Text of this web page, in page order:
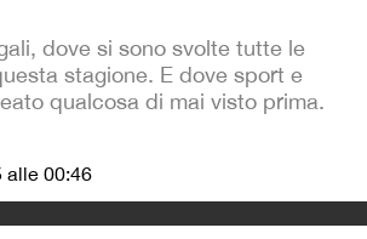
dove si sono svolte tutte le
stagione. E dove sport e
qualcosa di mai visto prima.
alle 00:46